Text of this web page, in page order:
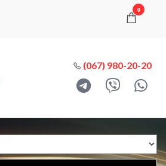
0
(067) 980-20-20